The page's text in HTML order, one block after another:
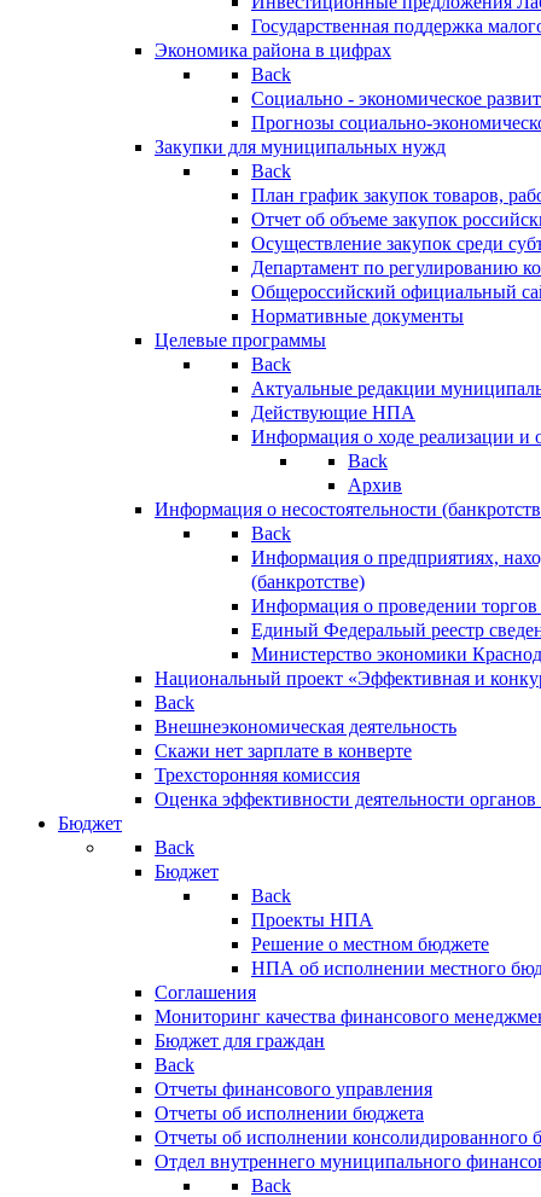
Государственная поддержка
Экономика района в цифрах
Back
Социально - экономическое
Прогнозы социально-
Закупки для муниципальных нужд
Back
План график закупок товаров,
Отчет об объеме закупок
Осуществление закупок среди
Департамент по регулированию
Общероссийский официальный
Нормативные документы
Целевые программы
Back
Актуальные редакции
Действующие НПА
Информация о ходе реализации
Back
Архив
Информация о несостоятельности
Back
Информация о предприятиях,
(банкротстве)
Информация о проведении
Единый Федеральый реестр
Министерство экономики
Национальный проект «Эффективная и
Back
Внешнеэкономическая деятельность
Скажи нет зарплате в конверте
Трехсторонняя комиссия
Оценка эффективности деятельности
Бюджет
Back
Бюджет
Back
Проекты НПА
Решение о местном бюджете
НПА об исполнении местного
Соглашения
Мониторинг качества финансового
Бюджет для граждан
Back
Отчеты финансового управления
Отчеты об исполнении бюджета
Отчеты об исполнении консолидированного
Отдел внутреннего муниципального
Back